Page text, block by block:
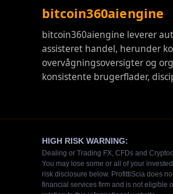
bitcoin360aiengine
bitcoin360aiengine leverer
assisteret handel, herunder
overvågningsoversigter og
konsistente brugerflader,